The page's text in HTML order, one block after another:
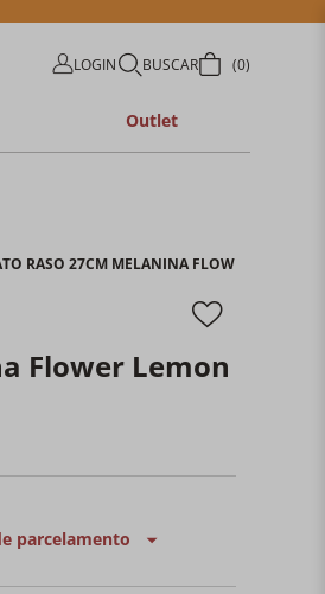
LOGIN BUSCAR 0
Outlet
RASO 27CM MELANINA FLOWER LEMON
Flower Lemon
parcelamento